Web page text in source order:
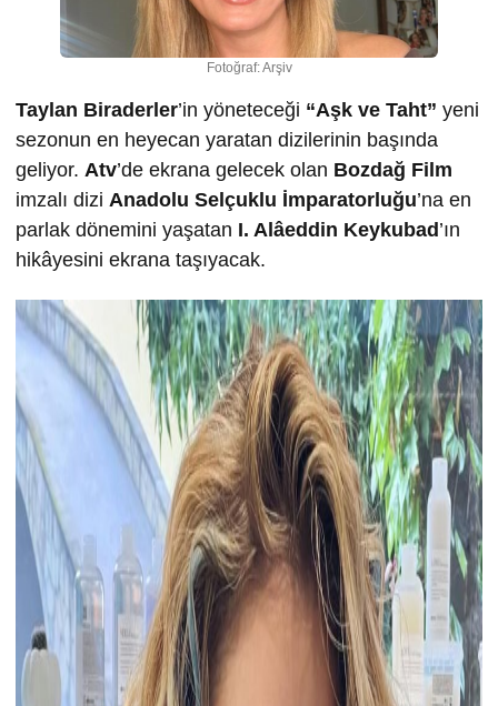
Fotoğraf: Arşiv
Taylan Biraderler’in yöneteceği “Aşk ve Taht” yeni
sezonun en heyecan yaratan dizilerinin başında
geliyor. Atv’de ekrana gelecek olan Bozdağ Film
imzalı dizi Anadolu Selçuklu İmparatorluğu’na en
parlak dönemini yaşatan I. Alâeddin Keykubad ’ın
hikâyesini ekrana taşıyacak.